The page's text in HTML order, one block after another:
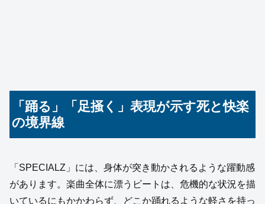
「踊る」「足掻く」表現が示す死と快楽
の境界線
「SPECIALZ」には、身体が突き動かされるような躍動感
があります。楽曲全体に漂うビートは、危機的な状況を描
いているにもかかわらず、どこか踊れるような軽さを持っ